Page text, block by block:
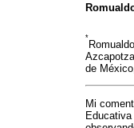
*
de
Mi